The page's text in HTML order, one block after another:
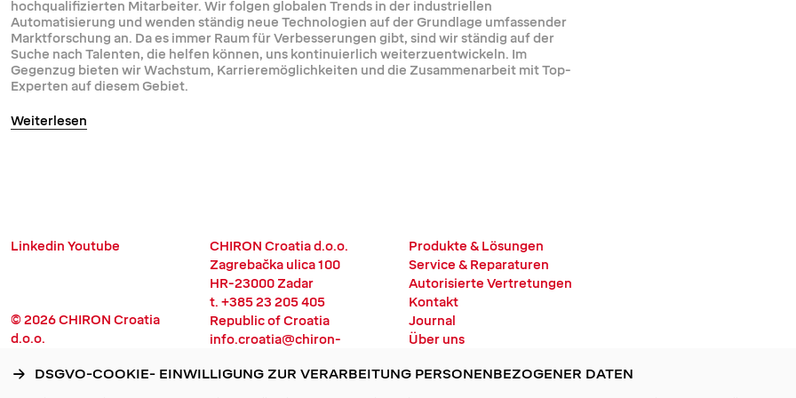
hochqualifizierten Mitarbeiter. Wir folgen globalen Trends in der industriellen
Automatisierung und wenden ständig neue Technologien auf der Grundlage umfassender
Marktforschung an. Da es immer Raum für Verbesserungen gibt, sind wir ständig auf der
Suche nach Talenten, die helfen können, uns kontinuierlich weiterzuentwickeln. Im
Gegenzug bieten wir Wachstum, Karrieremöglichkeiten und die Zusammenarbeit mit Top-
Experten auf diesem Gebiet.
Weiterlesen
Linkedin Youtube
© 2026 CHIRON Croatia
d.o.o.
CHIRON Croatia d.o.o.
Zagrebačka ulica 100
HR-23000 Zadar
t. +385 23 205 405
Republic of Croatia
info.croatia@chiron-
Produkte & Lösungen
Service & Reparaturen
Autorisierte Vertretungen
Kontakt
Journal
Über uns
Unterlagen
DSGVO-COOKIE- EINWILLIGUNG ZUR VERARBEITUNG PERSONENBEZOGENER DATEN